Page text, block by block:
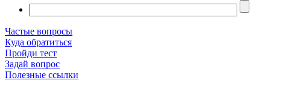
Частые вопросы
Куда обратиться
Пройди тест
Задай вопрос
Полезные ссылки